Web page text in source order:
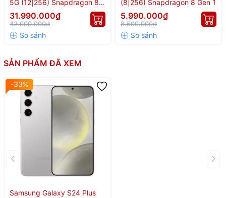
5G (12|256) Snapdragon 8
Elite 2
31.990.000₫
42.000.000₫
(8|256) Snapdragon 8 Gen 1
5.990.000₫
8.500.000₫
SẢN PHẨM ĐÃ XEM
-33%
Samsung Galaxy S24 Plus